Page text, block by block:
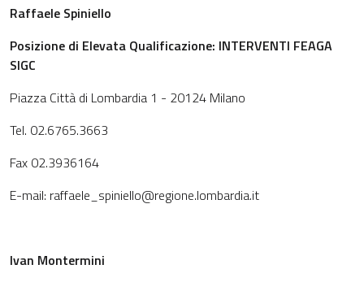
Raffaele Spiniello
Posizione di Elevata Qualificazione: INTERVENTI FEAGA
SIGC
Piazza Città di Lombardia 1 - 20124 Milano
Tel. 02.6765.3663
Fax 02.3936164
E-mail: raffaele_spiniello@regione.lombardia.it
Ivan Montermini